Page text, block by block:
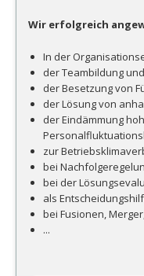
Wir erfolgreich
In der
der Teambildung
der Besetzung von
der Lösung von
der Eindämmung
zur
bei
bei der
als
bei Fusionen,
...